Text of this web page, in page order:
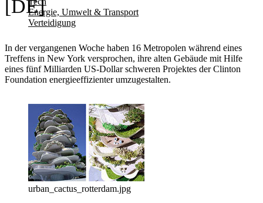
Energie, Umwelt & Transport
Verteidigung
[DE]
In der vergangenen Woche haben 16 Metropolen während eines
Treffens in New York versprochen, ihre alten Gebäude mit Hilfe
eines fünf Milliarden US-Dollar schweren Projektes der Clinton
Foundation energieeffizienter umzugestalten.
urban_cactus_rotterdam.jpg